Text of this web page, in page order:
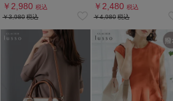
￥2,980 税込
￥3,980税込
￥2,480 税込
￥4,980税込